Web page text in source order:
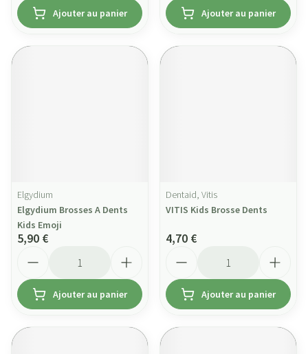
Ajouter au panier Ajouter au panier
Elgydium
Elgydium Brosses A Dents
Kids Emoji
5,90 €
Ajouter au panier
Dentaid, Vitis
VITIS Kids Brosse Dents
4,70 €
Ajouter au panier